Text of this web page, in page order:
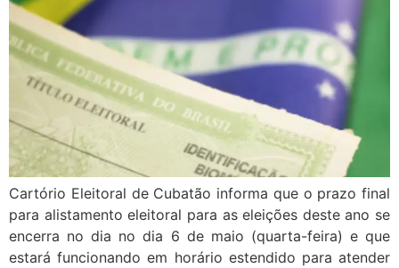
Cartório Eleitoral de Cubatão informa que o prazo final
para alistamento eleitoral para as eleições deste ano se
encerra no dia no dia 6 de maio (quarta-feira) e que
estará funcionando em horário estendido para atender